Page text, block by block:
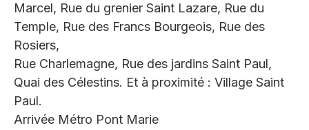
Marcel, Rue du grenier Saint Lazare, Rue du
Temple, Rue des Francs Bourgeois, Rue des
Rosiers,
Rue Charlemagne, Rue des jardins Saint Paul,
Quai des Célestins. Et à proximité : Village Saint
Paul.
Arrivée Métro Pont Marie